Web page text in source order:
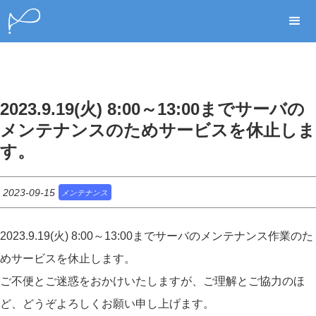
2023.9.19(火) 8:00～13:00までサーバの
メンテナンスのためサービスを休止しま
す。
2023-09-15 メンテナンス
2023.9.19(火) 8:00～13:00までサーバのメンテナンス作業のた
めサービスを休止します。
ご不便とご迷惑をおかけいたしますが、ご理解とご協力のほ
ど、どうぞよろしくお願い申し上げます。